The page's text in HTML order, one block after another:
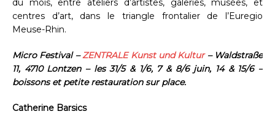
du mois, entre ateliers d’artistes, galeries, musées, et
centres d’art, dans le triangle frontalier de l’Euregio
Meuse-Rhin.
Micro Festival –ZENTRALE Kunst und Kultur– Waldstraße
11, 4710 Lontzen – les 31/5 & 1/6, 7 & 8/6 juin, 14 & 15/6 –
boissons et petite restauration sur place.
Catherine Barsics